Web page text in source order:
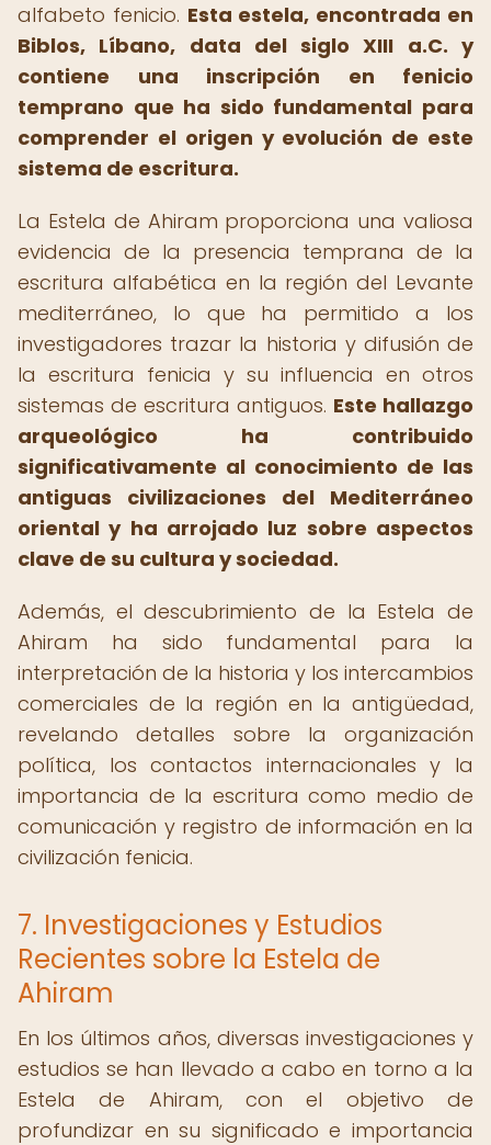
alfabeto fenicio. Esta estela, encontrada en
Biblos, Líbano, data del siglo XIII a.C. y
contiene una inscripción en fenicio
temprano que ha sido fundamental para
comprender el origen y evolución de este
sistema de escritura.
La Estela de Ahiram proporciona una valiosa
evidencia de la presencia temprana de la
escritura alfabética en la región del Levante
mediterráneo, lo que ha permitido a los
investigadores trazar la historia y difusión de
la escritura fenicia y su influencia en otros
sistemas de escritura antiguos. Este hallazgo
arqueológico ha contribuido
significativamente al conocimiento de las
antiguas civilizaciones del Mediterráneo
oriental y ha arrojado luz sobre aspectos
clave de su cultura y sociedad.
Además, el descubrimiento de la Estela de
Ahiram ha sido fundamental para la
interpretación de la historia y los intercambios
comerciales de la región en la antigüedad,
revelando detalles sobre la organización
política, los contactos internacionales y la
importancia de la escritura como medio de
comunicación y registro de información en la
civilización fenicia.
7. Investigaciones y Estudios
Recientes sobre la Estela de
Ahiram
En los últimos años, diversas investigaciones y
estudios se han llevado a cabo en torno a la
Estela de Ahiram, con el objetivo de
profundizar en su significado e importancia